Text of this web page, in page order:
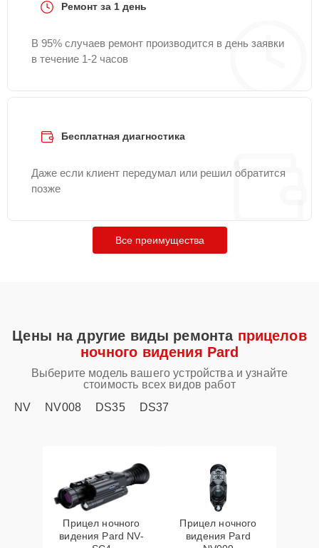
Ремонт за 1 день
В 95% случаев ремонт производится в день заявки
в течение 1-2 часов
Бесплатная диагностика
Даже если клиент передумал или решил обратится
позже
Все преимущества
Цены на другие виды ремонта прицелов
ночного видения Pard
Выберите модель вашего устройства и узнайте
стоимость всех видов работ
NV
NV008 DS35 DS37
Прицел ночного
видения Pard NV-
Прицел ночного
видения Pard